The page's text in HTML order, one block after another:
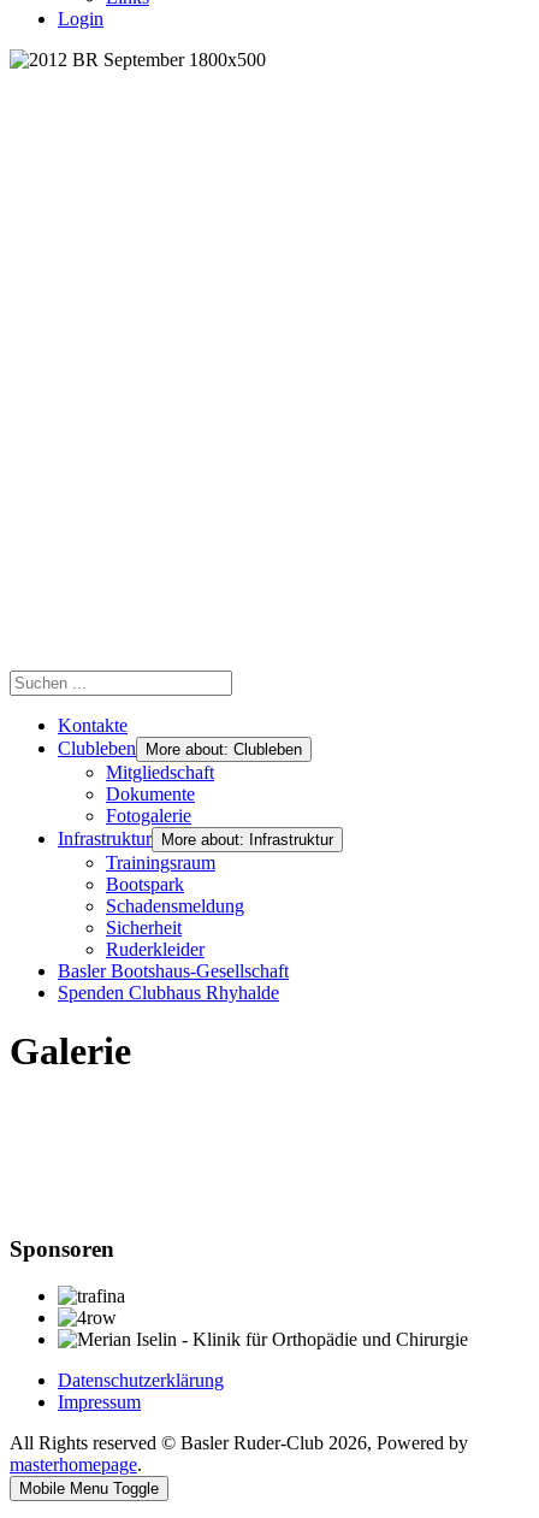
Login
Kontakte
Clubleben
More about: Clubleben
Mitgliedschaft
Dokumente
Fotogalerie
Infrastruktur
More about: Infrastruktur
Trainingsraum
Bootspark
Schadensmeldung
Sicherheit
Ruderkleider
Basler Bootshaus-Gesellschaft
Spenden Clubhaus Rhyhalde
Galerie
Sponsoren
Datenschutzerklärung
Impressum
All Rights reserved © Basler Ruder-Club 2026, Powered by
masterhomepage.
Mobile Menu Toggle